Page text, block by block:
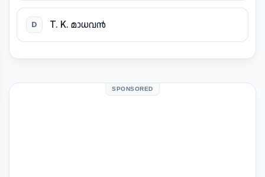
D T. K. മാധവൻ
SPONSORED